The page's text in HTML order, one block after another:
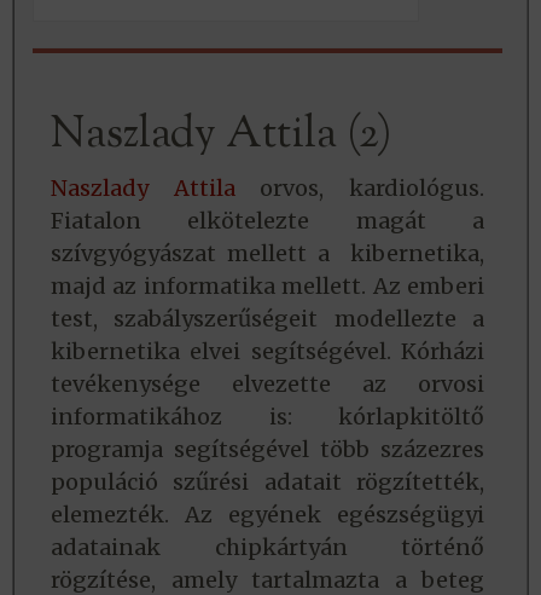
Naszlady Attila (2)
Naszlady Attilaorvos, kardiológus.
Fiatalon elkötelezte magát a
szívgyógyászat mellett a kibernetika,
majd az informatika mellett. Az emberi
test, szabályszerűségeit modellezte a
kibernetika elvei segítségével. Kórházi
tevékenysége elvezette az orvosi
informatikához is: kórlapkitöltő
programja segítségével több százezres
populáció szűrési adatait rögzítették,
elemezték. Az egyének egészségügyi
adatainak chipkártyán történő
rögzítése, amely tartalmazta a beteg